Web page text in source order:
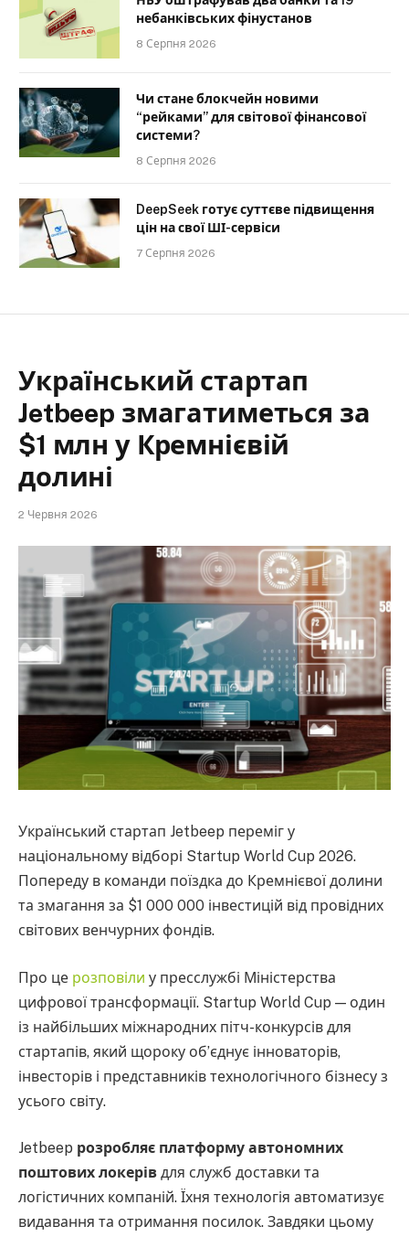
небанківських фінустанов
8 Серпня 2026
Чи стане блокчейн новими
“рейками” для світової фінансової
системи?
8 Серпня 2026
DeepSeek готує суттєве підвищення
цін на свої ШІ-сервіси
7 Серпня 2026
Український стартап
Jetbeep змагатиметься за
$1 млн у Кремнієвій
долині
2 Червня 2026
Український стартап Jetbeep переміг у
національному відборі Startup World Cup 2026.
Попереду в команди поїздка до Кремнієвої долини
та змагання за $1 000 000 інвестицій від провідних
світових венчурних фондів.
Про це розповіли у пресслужбі Міністерства
цифрової трансформації. Startup World Cup — один
із найбільших міжнародних пітч-конкурсів для
стартапів, який щороку об’єднує інноваторів,
інвесторів і представників технологічного бізнесу з
усього світу.
Jetbeep розробляє платформу автономних
поштових локерів для служб доставки та
логістичних компаній. Їхня технологія автоматизує
видавання та отримання посилок. Завдяки цьому